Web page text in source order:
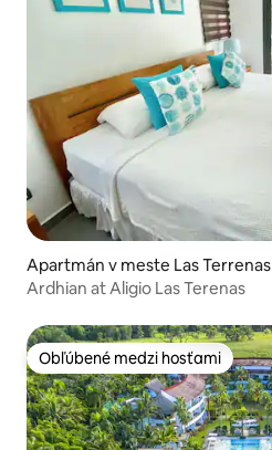
Apartmán v meste Las Terrenas
Ardhian at Aligio Las Terenas
Obľúbené medzi hosťami
Obľúbené medzi hosťami